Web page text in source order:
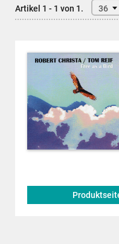
Artikel 1 - 1 von 1. 36